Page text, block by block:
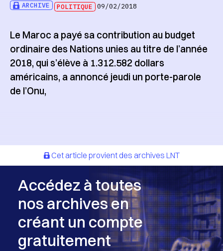
ARCHIVE POLITIQUE 09/02/2018
Le Maroc a payé sa contribution au budget
ordinaire des Nations unies au titre de l’année
2018, qui s’élève à 1.312.582 dollars
américains, a annoncé jeudi un porte-parole
de l’Onu,
Cet article provient des archives LNT
Accédez à toutes
nos archives en
créant un compte
gratuitement